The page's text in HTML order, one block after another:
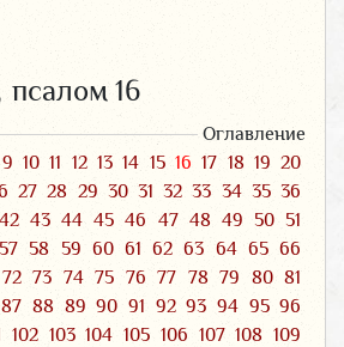
псалом 16
Оглавление
9 10 11 12 13 14 15 16 17 18 19 20
27 28 29 30 31 32 33 34 35 36
42 43 44 45 46 47 48 49 50 51
57 58 59 60 61 62 63 64 65 66
72 73 74 75 76 77 78 79 80 81
87 88 89 90 91 92 93 94 95 96
102 103 104 105 106 107 108 109